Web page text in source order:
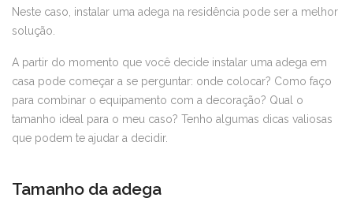
Neste caso, instalar uma adega na residência pode ser a melhor
solução.
A partir do momento que você decide instalar uma adega em
casa pode começar a se perguntar: onde colocar? Como faço
para combinar o equipamento com a decoração? Qual o
tamanho ideal para o meu caso? Tenho algumas dicas valiosas
que podem te ajudar a decidir.
Tamanho da adega